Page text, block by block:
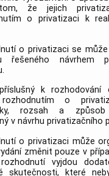
že jejich
o privatizaci k
o privatizaci se
řešeného návrhem
k rozhodování
o
rozsah a způsob
v návrhu privatizačního
o privatizaci může
změnit pouze v
vyjdou
skutečnosti, které